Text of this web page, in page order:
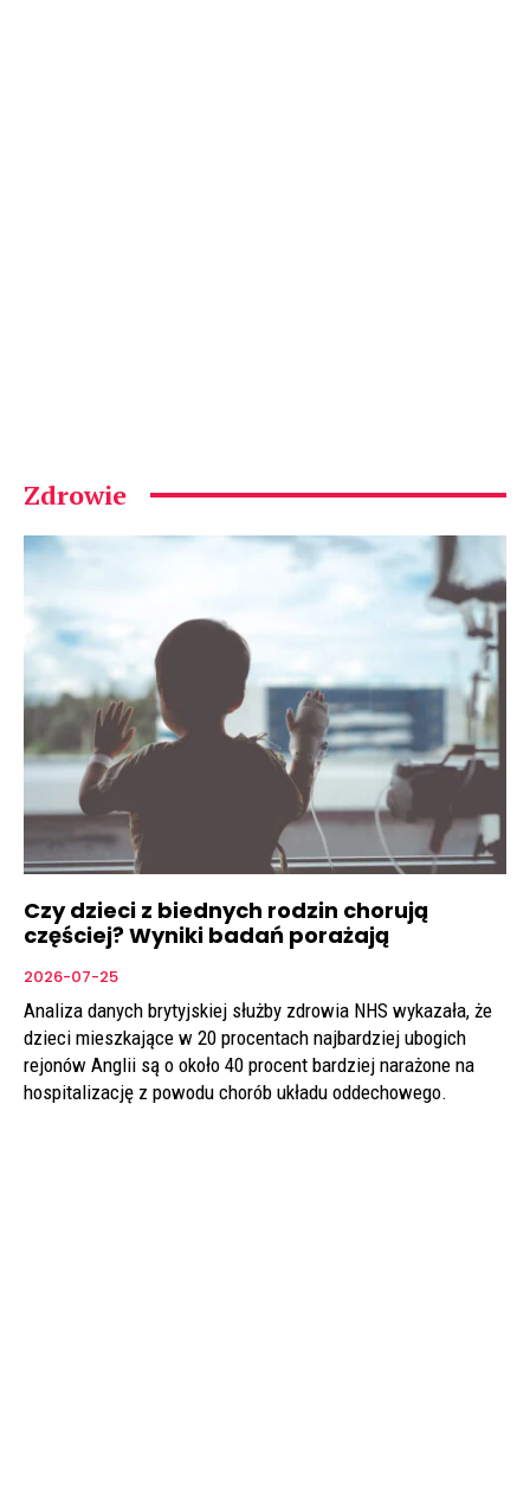
Zdrowie
Czy dzieci z biednych rodzin chorują
częściej? Wyniki badań porażają
2026-07-25
Analiza danych brytyjskiej służby zdrowia NHS wykazała, że
dzieci mieszkające w 20 procentach najbardziej ubogich
rejonów Anglii są o około 40 procent bardziej narażone na
hospitalizację z powodu chorób układu oddechowego.